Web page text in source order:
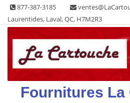
Skip
content
877-387-3185
Laurentides, Laval, QC, H7M2R3
Fournitures La